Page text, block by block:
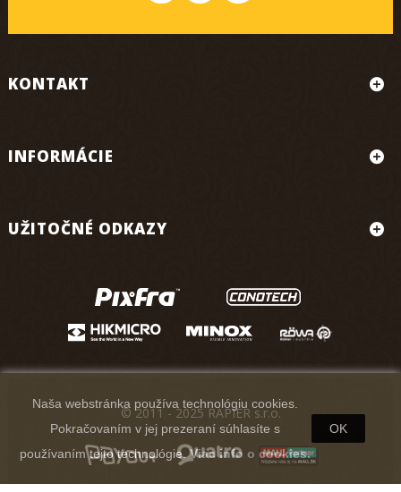
KONTAKT
INFORMÁCIE
UŽITOČNÉ ODKAZY
Naša webstránka používa technológiu cookies.
Pokračovaním v jej prezeraní súhlasíte s
používaním tejto technológie.Viac info o cookies.
OK
© 2011 - 2025 RAPIER s.r.o.